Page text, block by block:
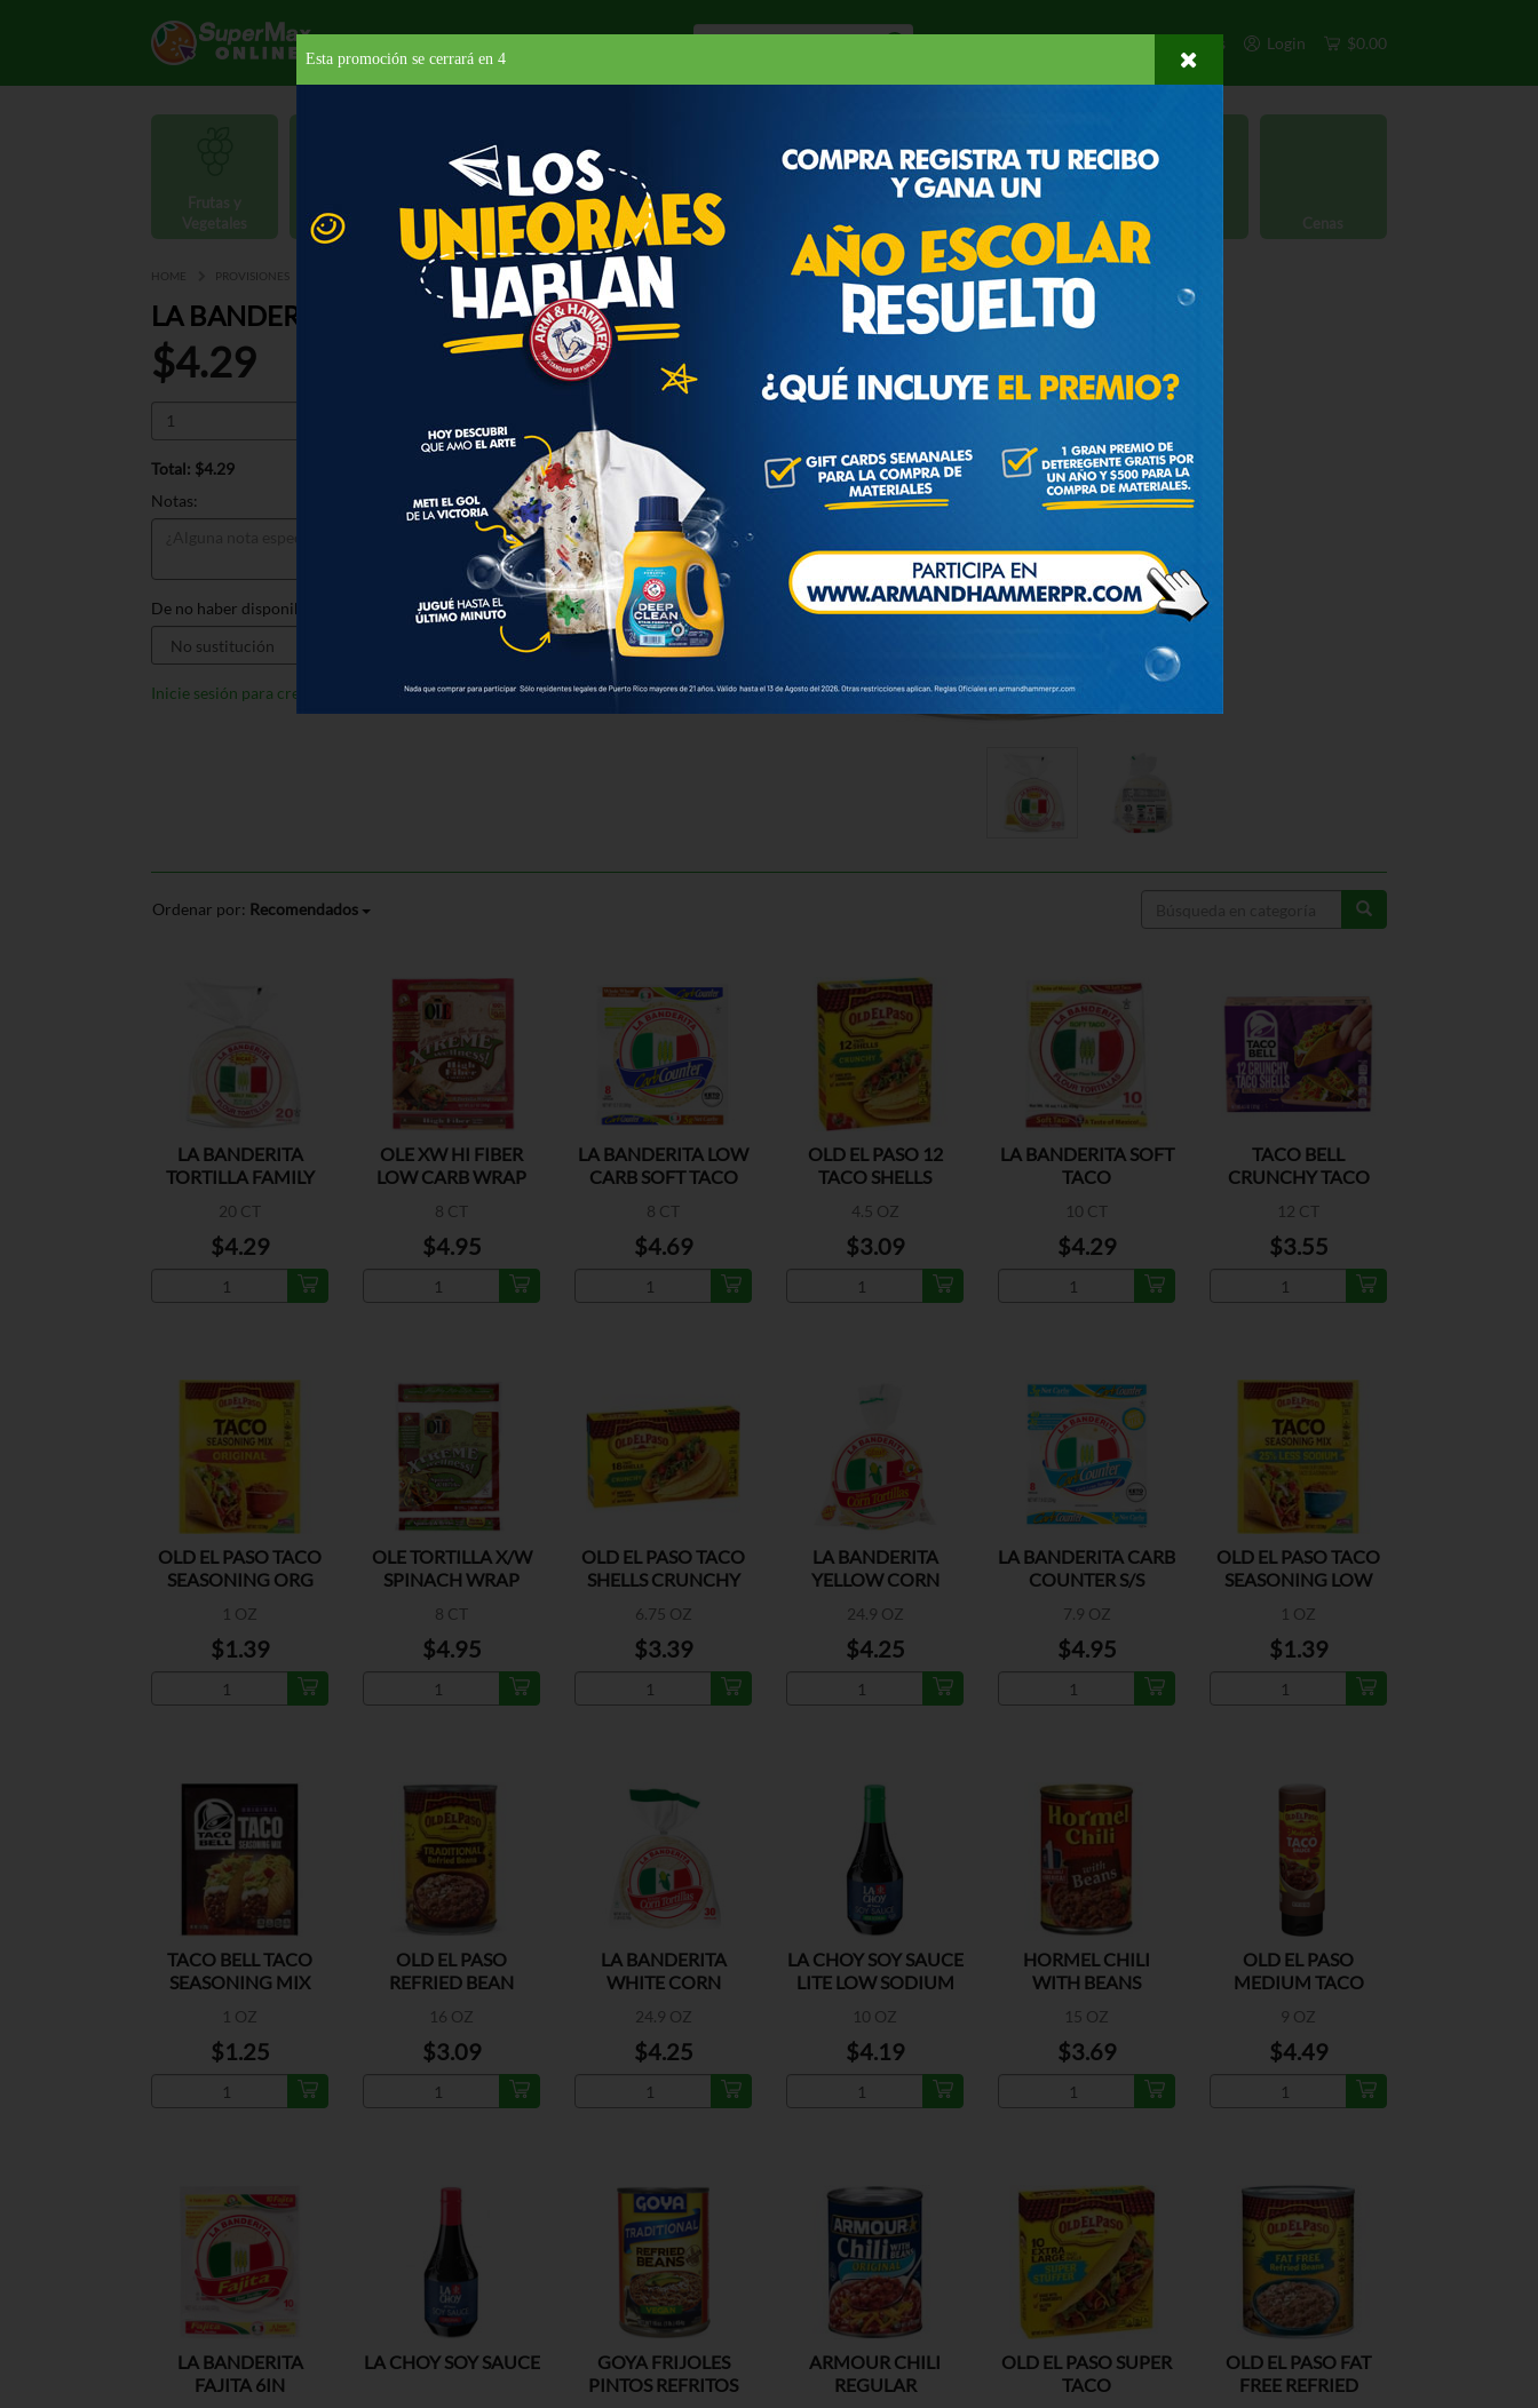
Otros Login $0.00
Mariscos
Provisiones Lácteos
Hogar, Salud y
Deli y Bakery Orgánico
HOME PROVISIONES COMIDA INTERNACIONAL MEXICANA LA BANDERITA TORTILLA FAMILY PACK
LA BANDERITA TORTILLA FAMILY PACK 20 CT
$4.29
Total: $4.29
Notas:
De no haber disponible, sustituir por:
Inicie sesión para crear listas
Ordenar por: Recomendados
LA BANDERITA
TORTILLA FAMILY
20 CT
$4.29
OLE XW HI FIBER
LOW CARB WRAP
8 CT
$4.95
LA BANDERITA LOW
CARB SOFT TACO
8 CT
$4.69
OLD EL PASO 12
TACO SHELLS
4.5 OZ
$3.09
LA BANDERITA SOFT
TACO
10 CT
$4.29
TACO BELL
CRUNCHY TACO
12 CT
$3.55
OLD EL PASO TACO
SEASONING ORG
1 OZ
$1.39
OLE TORTILLA X/W
SPINACH WRAP
8 CT
$4.95
OLD EL PASO TACO
SHELLS CRUNCHY
6.75 OZ
$3.39
LA BANDERITA
YELLOW CORN
24.9 OZ
$4.25
LA BANDERITA CARB
COUNTER S/S
7.9 OZ
$4.95
OLD EL PASO TACO
SEASONING LOW
1 OZ
$1.39
TACO BELL TACO
SEASONING MIX
1 OZ
$1.25
OLD EL PASO
REFRIED BEAN
16 OZ
$3.09
LA BANDERITA
WHITE CORN
24.9 OZ
$4.25
LA CHOY SOY SAUCE
LITE LOW SODIUM
10 OZ
$4.19
HORMEL CHILI
WITH BEANS
15 OZ
$3.69
OLD EL PASO
MEDIUM TACO
9 OZ
$4.49
LA BANDERITA
FAJITA 6IN
LA CHOY SOY SAUCE
GOYA FRIJOLES
PINTOS REFRITOS
ARMOUR CHILI
REGULAR
OLD EL PASO SUPER
TACO
OLD EL PASO FAT
FREE REFRIED
Esta promoción se cerrará en 4